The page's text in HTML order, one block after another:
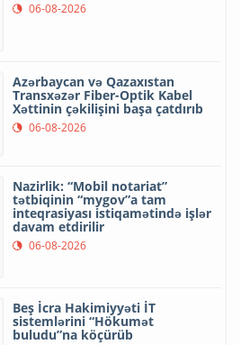
06-08-2026
Azərbaycan və Qazaxıstan
Transxəzər Fiber-Optik Kabel
Xəttinin çəkilişini başa çatdırıb
06-08-2026
Nazirlik: “Mobil notariat”
tətbiqinin “mygov”a tam
inteqrasiyası istiqamətində işlər
davam etdirilir
06-08-2026
Beş İcra Hakimiyyəti İT
sistemlərini “Hökumət
buludu”na köçürüb